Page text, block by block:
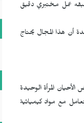
عمل مختبري دقيق
أن هذا المجال يحتاج
المرأة الوحيدة
مع مواد كيميائية